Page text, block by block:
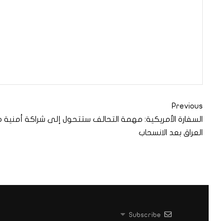
Previous
السفارة الأمريكية: مهمة التحالف ستتحول إلى شراكة
العراق بعد الانسحاب
Subscribe